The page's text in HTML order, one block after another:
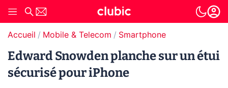
Accueil Mobile & Telecom Smartphone
Edward Snowden planche sur un étui
sécurisé pour iPhone